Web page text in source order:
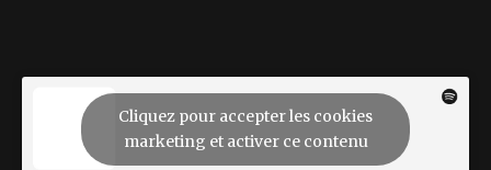
Cliquez pour accepter les cookies
marketing et activer ce contenu